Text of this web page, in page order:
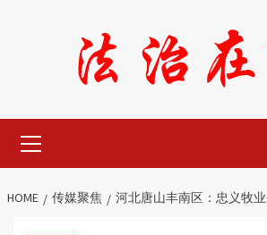
Menu
HOME 传媒聚焦 河北唐山丰南区：忠义牧